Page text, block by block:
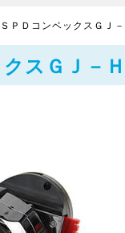
ＰＤコンベックスＧＪ
スＧＪ－Ｈ